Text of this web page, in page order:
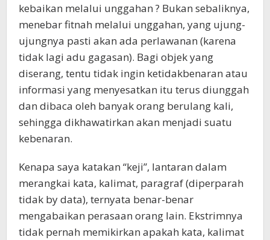
kebaikan melalui unggahan ? Bukan sebaliknya,
menebar fitnah melalui unggahan, yang ujung-
ujungnya pasti akan ada perlawanan (karena
tidak lagi adu gagasan). Bagi objek yang
diserang, tentu tidak ingin ketidakbenaran atau
informasi yang menyesatkan itu terus diunggah
dan dibaca oleh banyak orang berulang kali,
sehingga dikhawatirkan akan menjadi suatu
kebenaran.
Kenapa saya katakan “keji”, lantaran dalam
merangkai kata, kalimat, paragraf (diperparah
tidak by data), ternyata benar-benar
mengabaikan perasaan orang lain. Ekstrimnya
tidak pernah memikirkan apakah kata, kalimat